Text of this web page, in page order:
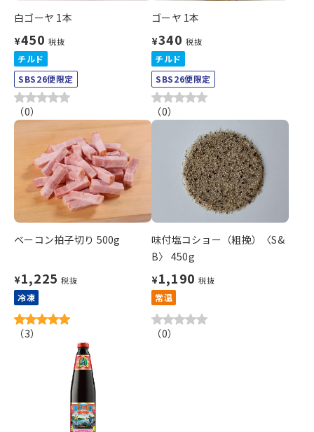
白ゴーヤ 1本
¥450 税抜
チルド
SBS26便限定
（0）
ゴーヤ 1本
¥340 税抜
チルド
SBS26便限定
（0）
ベーコン拍子切り 500g
¥1,225 税抜
冷凍
（3）
味付塩コショー（粗挽）〈S&
B〉 450g
¥1,190 税抜
常温
（0）